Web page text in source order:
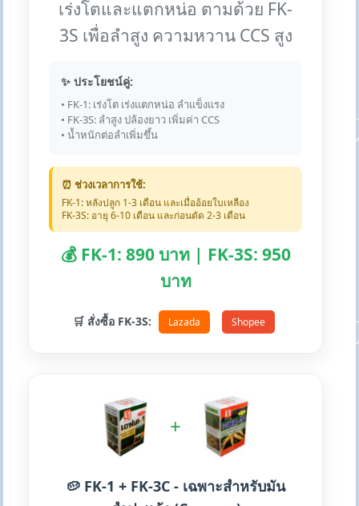
เร่งโตและแตกหน่อ ตามด้วย FK-
3S เพื่อลำสูง ความหวาน CCS สูง
✨ ประโยชน์คู่:
• FK-1: เร่งโต เร่งแตกหน่อ ลำแข็งแรง
• FK-3S: ลำสูง ปล้องยาว เพิ่มค่า CCS
• น้ำหนักต่อลำเพิ่มขึ้น
⏰ ช่วงเวลาการใช้:
FK-1: หลังปลูก 1-3 เดือน และเมื่ออ้อยใบเหลือง
FK-3S: อายุ 6-10 เดือน และก่อนตัด 2-3 เดือน
💰 FK-1: 890 บาท | FK-3S: 950
บาท
🛒 สั่งซื้อ FK-3S: Lazada Shopee
+
🥔 FK-1 + FK-3C - เฉพาะสำหรับมัน